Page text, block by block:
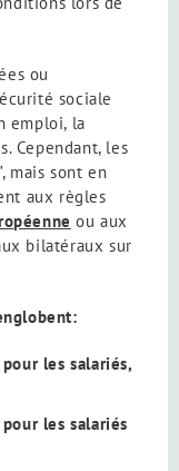
ou
sociale
emploi, la
Cependant, les
mais sont en
aux règles
ou aux
bilatéraux sur
les salariés,
les salariés